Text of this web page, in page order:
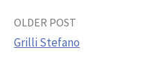
Post
OLDER POST
Grilli Stefano